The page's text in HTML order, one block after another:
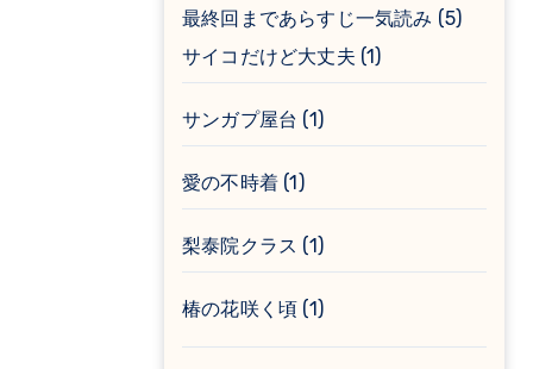
最終回まであらすじ一気読み (5)
サイコだけど大丈夫 (1)
サンガプ屋台 (1)
愛の不時着 (1)
梨泰院クラス (1)
椿の花咲く頃 (1)